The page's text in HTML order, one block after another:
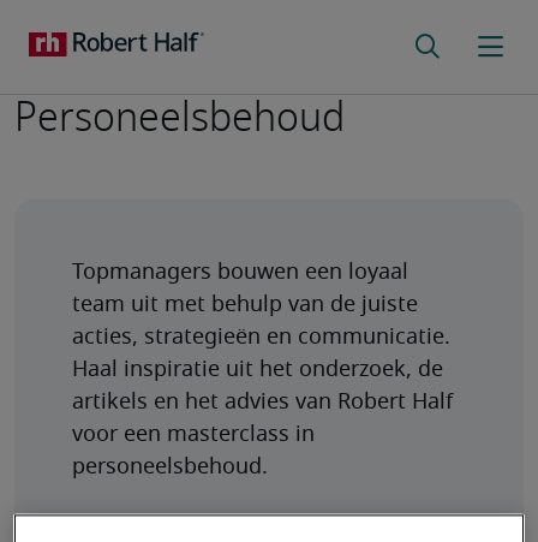
Personeelsbehoud
Topmanagers bouwen een loyaal
team uit met behulp van de juiste
acties, strategieën en communicatie.
Haal inspiratie uit het onderzoek, de
artikels en het advies van Robert Half
voor een masterclass in
personeelsbehoud.